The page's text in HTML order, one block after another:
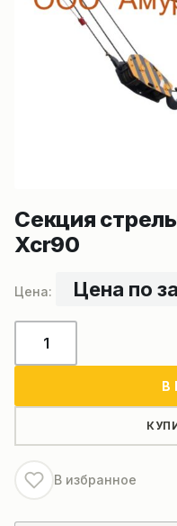
Секция
Xcr90
Цена по
товара
Xcmg
Xcr90
В
В избранное